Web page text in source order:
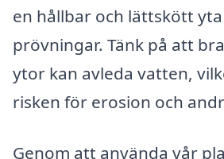
en hållbar och lättskött
prövningar. Tänk på att
ytor kan avleda vatten,
risken för erosion och
Genom att använda vår